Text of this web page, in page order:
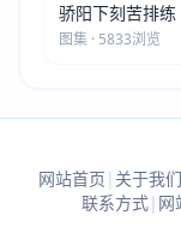
骄阳下刻苦排
五届莫斯科世界
图集 · 5833浏览
网站首页 | 关于我们
联系方式| 网